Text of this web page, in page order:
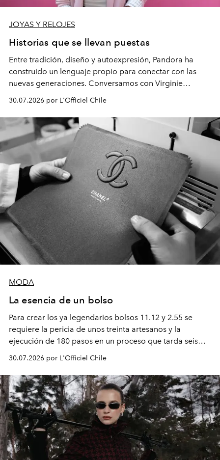
JOYAS Y RELOJES
Historias que se llevan puestas
Entre tradición, diseño y autoexpresión, Pandora ha
construido un lenguaje propio para conectar con las
nuevas generaciones. Conversamos con Virginie
Dubray, la responsable de marketing para
Latinoamérica, sobre identidad, cultura y el valor
emocional que hoy define a la joyería contemporánea.
30.07.2026 por L'Officiel Chile
MODA
La esencia de un bolso
Para crear los ya legendarios bolsos 11.12 y 2.55 se
requiere la pericia de unos treinta artesanos y la
ejecución de 180 pasos en un proceso que tarda seis
semanas. Los expertos ponen en práctica una técnica
que se enseña solamente en la escuela de formación de
los Ateliers de Verneuil.
30.07.2026 por L'Officiel Chile